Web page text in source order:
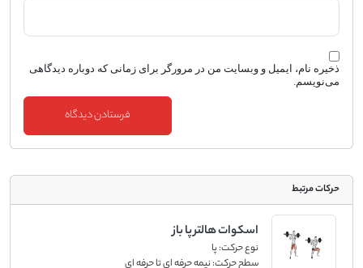
ذخیره نام، ایمیل و وبسایت من در مرورگر برای زمانی که دوباره دیدگاهی
می‌نویسم.
حرکات مرتبط
اسکوات هالتر پا باز
نوع حرکت:پا
سطح حرکت:نیمه حرفه ای تا حرفه ای